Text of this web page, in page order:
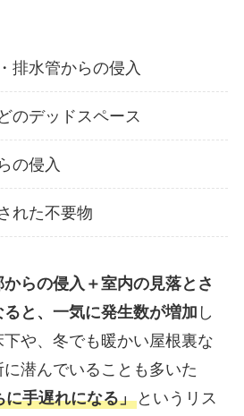
排水管からの侵入
のデッドスペース
の侵入
れた不要物
からの侵入＋室内の見落とさ
と、一気に発生数が増加 し
や、冬でも暖かい屋根裏な
潜んでいることも多いた
に手遅れになる」というリス